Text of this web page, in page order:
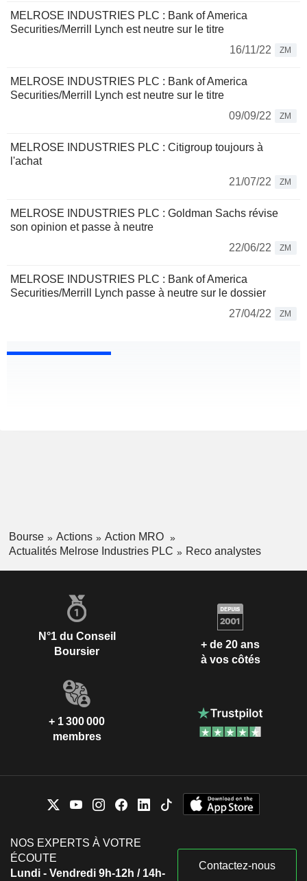
MELROSE INDUSTRIES PLC : Bank of America
Securities/Merrill Lynch est neutre sur le titre
16/11/22
ZM
MELROSE INDUSTRIES PLC : Bank of America
Securities/Merrill Lynch est neutre sur le titre
09/09/22
ZM
MELROSE INDUSTRIES PLC : Citigroup toujours à
l'achat
21/07/22
ZM
MELROSE INDUSTRIES PLC : Goldman Sachs révise
son opinion et passe à neutre
22/06/22
ZM
MELROSE INDUSTRIES PLC : Bank of America
Securities/Merrill Lynch passe à neutre sur le dossier
27/04/22
ZM
Bourse Actions
Action MRO
Actualités Melrose Industries PLC
Reco analystes
N°1 du Conseil
Boursier
+ de 20 ans
à vos côtés
+ 1 300 000
membres
NOS EXPERTS À VOTRE
ÉCOUTE
Lundi - Vendredi 9h-12h / 14h-
Contactez-nous